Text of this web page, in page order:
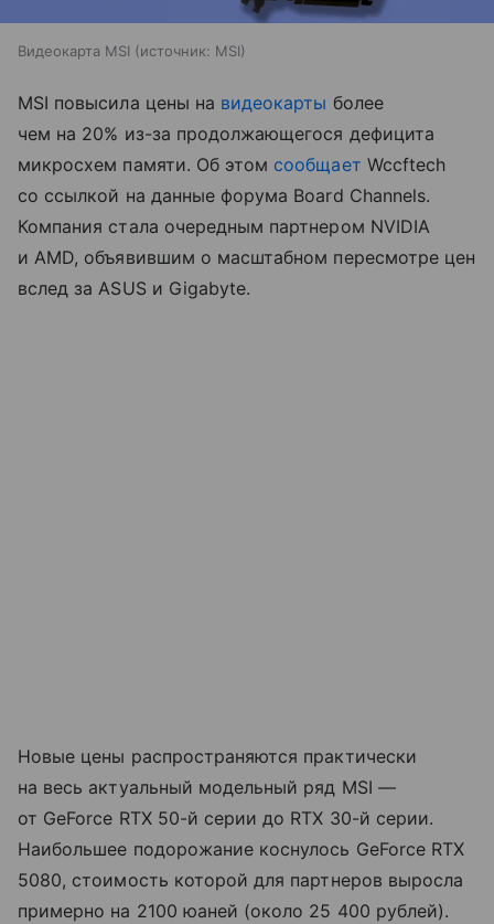
Видеокарта MSI источник: MSI
MSI повысила цены на видеокарты более
чем на 20% из-за продолжающегося дефицита
микросхем памяти. Об этом сообщает Wccftech
со ссылкой на данные форума Board Channels.
Компания стала очередным партнером NVIDIA
и AMD, объявившим о масштабном пересмотре цен
вслед за ASUS и Gigabyte.
Новые цены распространяются практически
на весь актуальный модельный ряд MSI —
от GeForce RTX 50-й серии до RTX 30-й серии.
Наибольшее подорожание коснулось GeForce RTX
5080, стоимость которой для партнеров выросла
примерно на 2100 юаней (около 25 400 рублей).